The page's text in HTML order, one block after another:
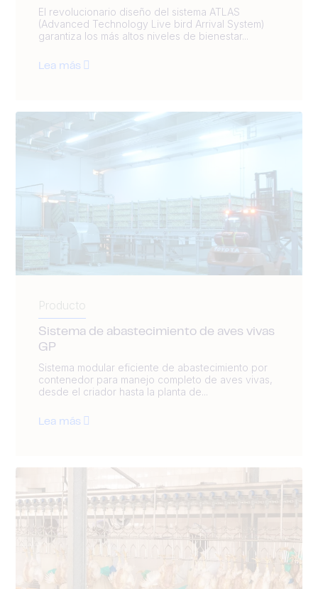
El revolucionario diseño del sistema ATLAS
(Advanced Technology Live bird Arrival System)
garantiza los más altos niveles de bienestar...
Lea más
Producto
Sistema de abastecimiento de aves vivas
GP
Sistema modular eficiente de abastecimiento por
contenedor para manejo completo de aves vivas,
desde el criador hasta la planta de...
Lea más